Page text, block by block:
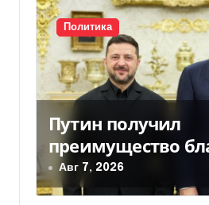
и
я
п
о
з
а
Политика
Путин получил
преимущество
действиям США
Авг 7, 2026